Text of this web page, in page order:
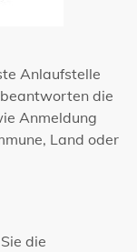
Anlaufstelle
die
Anmeldung
Land oder
die